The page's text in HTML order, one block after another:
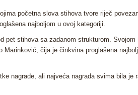
početna slova stihova tvore riječ
najboljom u ovoj kategoriji.
pet stihova sa zadanom strukturom. Svojom
Marinković, čija je činkvina proglašena
nagrade, ali najveća nagrada svima bila je